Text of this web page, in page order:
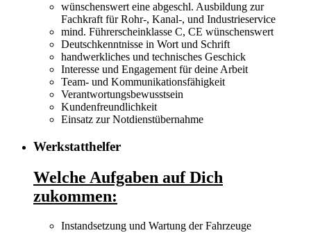
wünschenswert eine abgeschl. Ausbildung zur
Fachkraft für Rohr-, Kanal-, und Industrieservice
mind. Führerscheinklasse C, CE wünschenswert
Deutschkenntnisse in Wort und Schrift
handwerkliches und technisches Geschick
Interesse und Engagement für deine Arbeit
Team- und Kommunikationsfähigkeit
Verantwortungsbewusstsein
Kundenfreundlichkeit
Einsatz zur Notdienstübernahme
Werkstatthelfer
Welche Aufgaben auf Dich
zukommen:
Instandsetzung und Wartung der Fahrzeuge